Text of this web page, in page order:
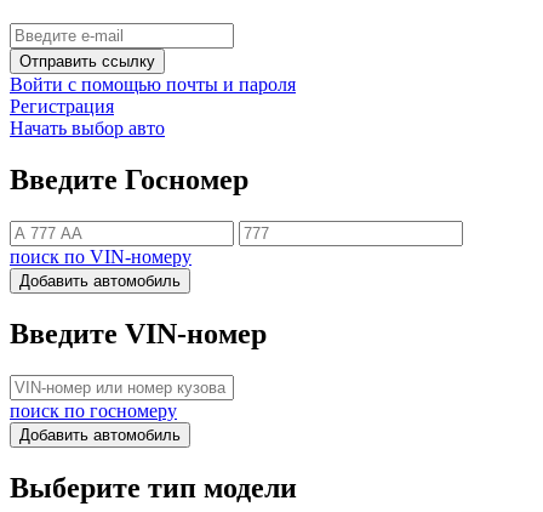
Отправить ссылку
Войти с помощью почты и пароля
Регистрация
Начать выбор авто
Введите Госномер
поиск по VIN-номеру
Добавить автомобиль
Введите VIN-номер
поиск по госномеру
Добавить автомобиль
Выберите тип модели